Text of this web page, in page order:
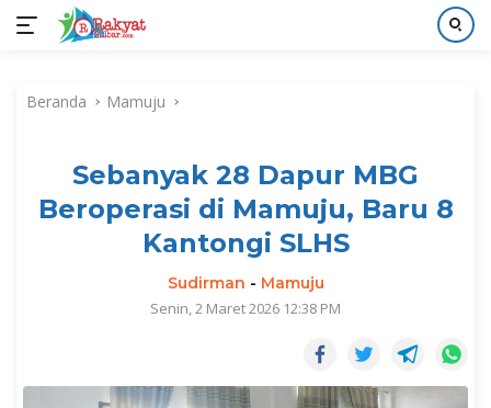
kontenBeranda Mamuju
Sebanyak 28 Dapur MBG
Beroperasi di Mamuju, Baru 8
Kantongi SLHS
Sudirman - Mamuju
Senin, 2 Maret 2026 12:38 PM